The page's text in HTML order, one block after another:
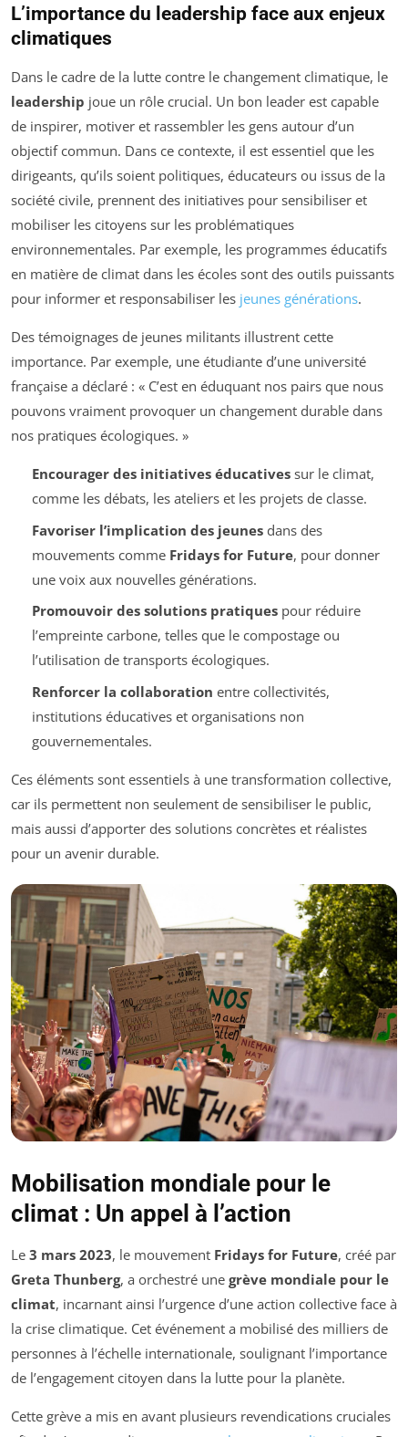
L’importance du leadership face aux enjeux
climatiques
Dans le cadre de la lutte contre le changement climatique, le
leadership joue un rôle crucial. Un bon leader est capable
de inspirer, motiver et rassembler les gens autour d’un
objectif commun. Dans ce contexte, il est essentiel que les
dirigeants, qu’ils soient politiques, éducateurs ou issus de la
société civile, prennent des initiatives pour sensibiliser et
mobiliser les citoyens sur les problématiques
environnementales. Par exemple, les programmes éducatifs
en matière de climat dans les écoles sont des outils puissants
pour informer et responsabiliser les jeunes générations.
Des témoignages de jeunes militants illustrent cette
importance. Par exemple, une étudiante d’une université
française a déclaré : « C’est en éduquant nos pairs que nous
pouvons vraiment provoquer un changement durable dans
nos pratiques écologiques. »
Encourager des initiatives éducativessur le climat,
comme les débats, les ateliers et les projets de classe.
Favoriser l’implication des jeunesdans des
mouvements comme Fridays for Future, pour donner
une voix aux nouvelles générations.
Promouvoir des solutions pratiquespour réduire
l’empreinte carbone, telles que le compostage ou
l’utilisation de transports écologiques.
Renforcer la collaboration entre collectivités,
institutions éducatives et organisations non
gouvernementales.
Ces éléments sont essentiels à une transformation collective,
car ils permettent non seulement de sensibiliser le public,
mais aussi d’apporter des solutions concrètes et réalistes
pour un avenir durable.
Mobilisation mondiale pour le
climat : Un appel à l’action
Le 3 mars 2023, le mouvement Fridays for Future, créé par
Greta Thunberg, a orchestré une grève mondiale pour le
climat, incarnant ainsi l’urgence d’une action collective face à
la crise climatique. Cet événement a mobilisé des milliers de
personnes à l’échelle internationale, soulignant l’importance
de l’engagement citoyen dans la lutte pour la planète.
Cette grève a mis en avant plusieurs revendications cruciales